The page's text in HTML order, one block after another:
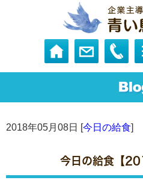
2018年05月08日 [今日の給食]
今日の給食【